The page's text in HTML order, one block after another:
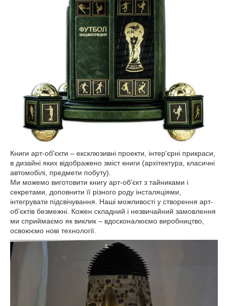
Книги арт-об'єкти – ексклюзивні проекти, інтер'єрні прикраси,
в дизайні яких відображено зміст книги (архітектура, класичні
автомобілі, предмети побуту).
Ми можемо виготовити книгу арт-об'єкт з тайниками і
секретами, доповнити її різного роду інсталяціями,
інтегрувати підсвічування. Наші можливості у створення арт-
об'єктів безмежні. Кожен складний і незвичайний замовлення
ми сприймаємо як виклик – вдосконалюємо виробництво,
освоюємо нові технології.